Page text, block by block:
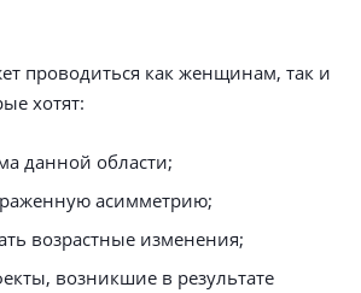
проводиться как женщинам, так и
хотят:
данной области;
асимметрию;
возрастные изменения;
возникшие в результате